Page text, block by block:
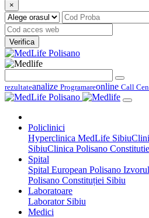
×
Verifica
rezultateanalize Programareonline Call
Policlinici
Hyperclinica MedLife Sibiu
SibiuClinica Polisano
Spital
Spital European Polisano
Polisano Constituției Sibiu
Laboratoare
Laborator Sibiu
Medici